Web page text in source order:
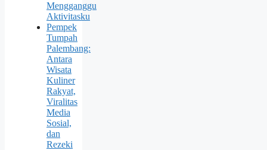
Mengganggu
Aktivitasku
Pempek
Tumpah
Palembang:
Antara
Wisata
Kuliner
Rakyat,
Viralitas
Media
Sosial,
dan
Rezeki